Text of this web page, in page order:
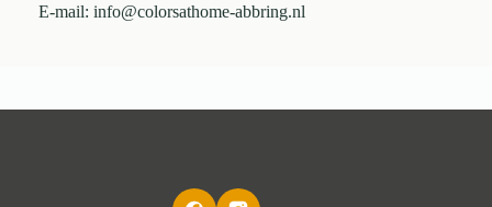
E-mail: info@colorsathome-abbring.nl